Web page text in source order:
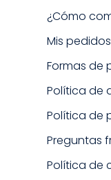
¿Cómo
Mis pedidos
Formas de
Política de
Política de
Preguntas
Política de